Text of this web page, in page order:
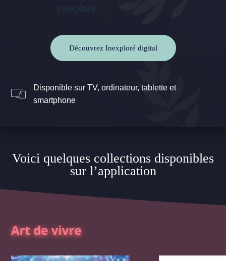
Découvrez Inexploré digital
Disponible sur TV, ordinateur, tablette et
smartphone
Voici quelques collections disponibles
sur l’application